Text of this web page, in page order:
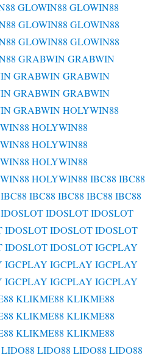
GLOWIN88 GLOWIN88
GLOWIN88 GLOWIN88
GLOWIN88 GLOWIN88
GRABWIN GRABWIN
GRABWIN GRABWIN
GRABWIN GRABWIN
GRABWIN HOLYWIN88
HOLYWIN88
HOLYWIN88
HOLYWIN88
HOLYWIN88 IBC88 IBC88
IBC88 IBC88 IBC88 IBC88 IBC88
IDOSLOT IDOSLOT IDOSLOT
IDOSLOT IDOSLOT IDOSLOT
IDOSLOT IDOSLOT IGCPLAY
IGCPLAY IGCPLAY IGCPLAY
IGCPLAY IGCPLAY IGCPLAY
KLIKME88 KLIKME88
KLIKME88 KLIKME88
KLIKME88 KLIKME88
LIDO88 LIDO88 LIDO88 LIDO88